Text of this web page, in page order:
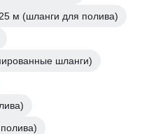
25 м (шланги для полива)
шланги)